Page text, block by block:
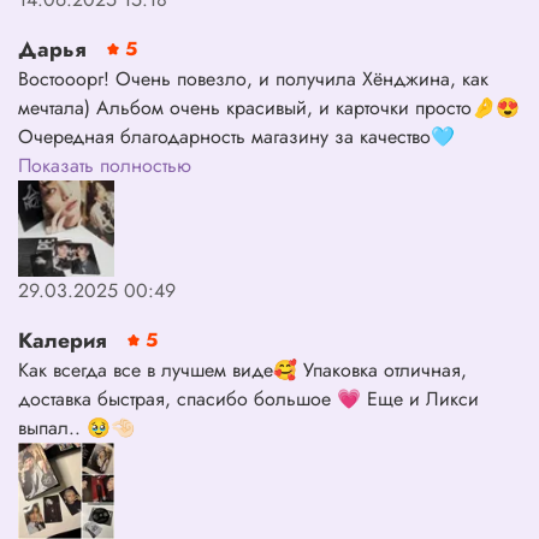
Дарья
5
Востооорг! Очень повезло, и получила Хёнджина, как
мечтала) Альбом очень красивый, и карточки просто🤌😍
Очередная благодарность магазину за качество🩵
Показать полностью
29.03.2025 00:49
Калерия
5
Как всегда все в лучшем виде🥰 Упаковка отличная,
доставка быстрая, спасибо большое 💗 Еще и Ликси
выпал.. 🥹🤏🏻